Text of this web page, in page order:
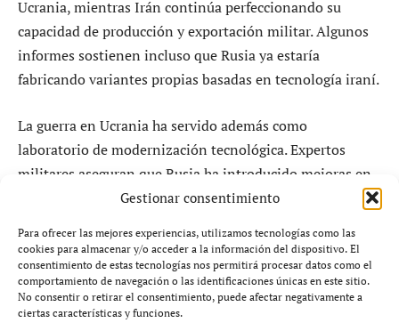
Gestionar consentimiento
Para ofrecer las mejores experiencias, utilizamos tecnologías como las
cookies para almacenar y/o acceder a la información del dispositivo. El
consentimiento de estas tecnologías nos permitirá procesar datos como el
comportamiento de navegación o las identificaciones únicas en este sitio.
No consentir o retirar el consentimiento, puede afectar negativamente a
ciertas características y funciones.
Ucrania, mientras Irán continúa perfeccionando su
capacidad de producción y exportación militar. Algunos
informes sostienen incluso que Rusia ya estaría
fabricando variantes propias basadas en tecnología iraní.
La guerra en Ucrania ha servido además como
laboratorio de modernización tecnológica. Expertos
militares aseguran que Rusia ha introducido mejoras en
navegación, resistencia electrónica y capacidad de ataque
Israel golpea la infraestructura
logística iraní